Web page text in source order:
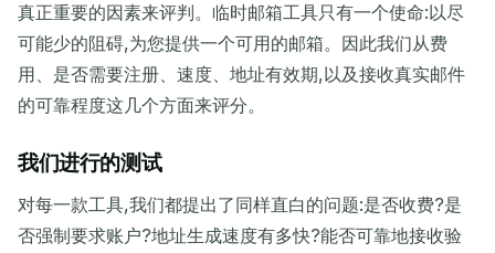
真正重要的因素来评判。临时邮箱工具只有一个使命:以尽
可能少的阻碍,为您提供一个可用的邮箱。因此我们从费
用、是否需要注册、速度、地址有效期,以及接收真实邮件
的可靠程度这几个方面来评分。
我们进行的测试
对每一款工具,我们都提出了同样直白的问题:是否收费?是
否强制要求账户?地址生成速度有多快?能否可靠地接收验